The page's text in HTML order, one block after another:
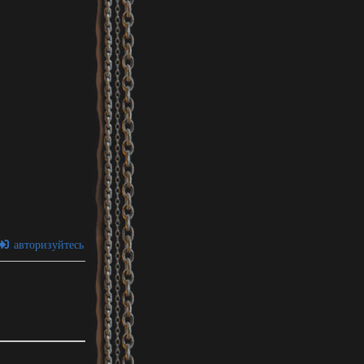
авторизуйтесь